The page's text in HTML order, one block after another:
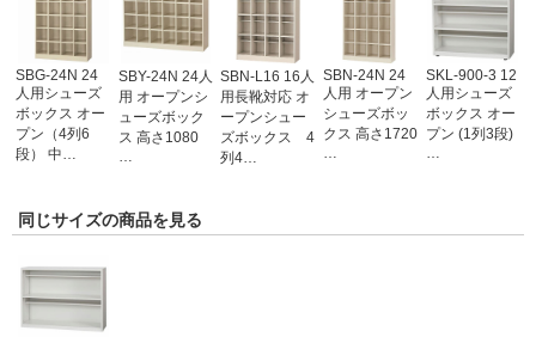
SBG-24N 24
人用シューズ
ボックス オー
プン（4列6
段） 中…
SBY-24N 24人
用 オープンシ
ューズボック
ス 高さ1080
SBN-L16 16人
用長靴対応 オ
ープンシュー
ズボックス 4
列4…
SBN-24N 24
人用 オープン
シューズボッ
クス 高さ1720
SKL-900-3 12
人用シューズ
ボックス オー
プン (1列3段)
同じサイズの商品を見る